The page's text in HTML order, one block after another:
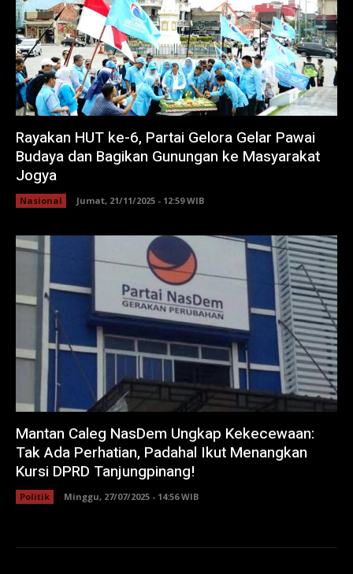
Rayakan HUT ke-6, Partai Gelora Gelar Pawai
Budaya dan Bagikan Gunungan ke Masyarakat
Jogya
Nasional Jumat, 21/11/2025 - 12:59 WIB
Mantan Caleg NasDem Ungkap Kekecewaan:
Tak Ada Perhatian, Padahal Ikut Menangkan
Kursi DPRD Tanjungpinang!
Politik Minggu, 27/07/2025 - 14:56 WIB